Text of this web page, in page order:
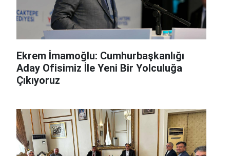
Ekrem İmamoğlu: Cumhurbaşkanlığı
Aday Ofisimiz İle Yeni Bir Yolculuğa
Çıkıyoruz